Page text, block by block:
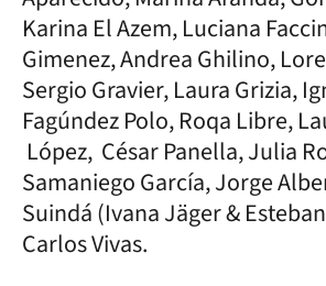
Karina El Azem, Luciana
Gimenez, Andrea Ghilino,
Sergio Gravier, Laura Grizia,
Fagúndez Polo, Roqa Libre,
López, César Panella, Julia
Samaniego García, Jorge
Suindá (Ivana Jäger &
Carlos Vivas.